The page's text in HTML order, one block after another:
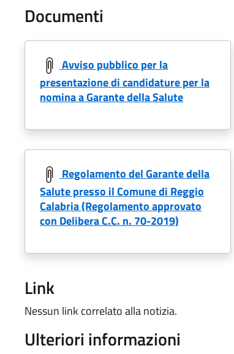
Documenti
Avviso pubblico per la
presentazione di candidature per la
nomina a Garante della Salute
Regolamento del Garante della
Salute presso il Comune di Reggio
Calabria (Regolamento approvato
con Delibera C.C. n. 70-2019)
Link
Nessun link correlato alla notizia.
Ulteriori informazioni